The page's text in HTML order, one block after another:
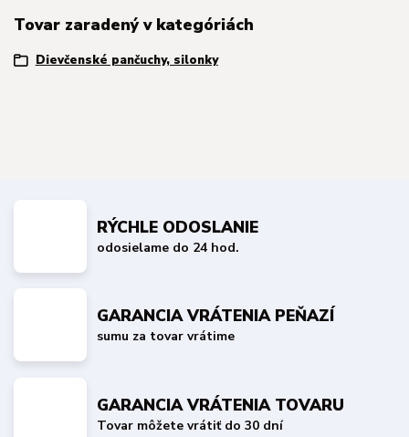
Tovar zaradený v kategóriách
Dievčenské pančuchy, silonky
RÝCHLE ODOSLANIE
odosielame do 24 hod.
GARANCIA VRÁTENIA PEŇAZÍ
sumu za tovar vrátime
GARANCIA VRÁTENIA TOVARU
Tovar môžete vrátiť do 30 dní